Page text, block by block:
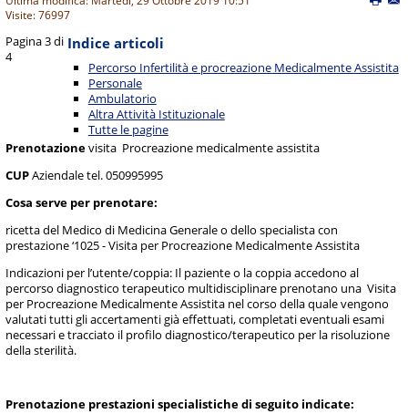
Visite: 76997
Indice articoli
Percorso Infertilità e procreazione Medicalmente Assistita
Personale
Ambulatorio
Altra Attività Istituzionale
Tutte le pagine
Pagina 3 di
4
Prenotazionevisita Procreazione medicalmente assistita
CUPAziendale tel. 050995995
Cosa serve per prenotare:
ricetta del Medico di Medicina Generale o dello specialista con
prestazione ‘1025 - Visita per Procreazione Medicalmente Assistita
Indicazioni per l’utente/coppia: Il paziente o la coppia accedono al
percorso diagnostico terapeutico multidisciplinare prenotano una Visita
per Procreazione Medicalmente Assistita nel corso della quale vengono
valutati tutti gli accertamenti già effettuati, completati eventuali esami
necessari e tracciato il profilo diagnostico/terapeutico per la risoluzione
della sterilità.
Prenotazione prestazioni specialistiche di seguito indicate: